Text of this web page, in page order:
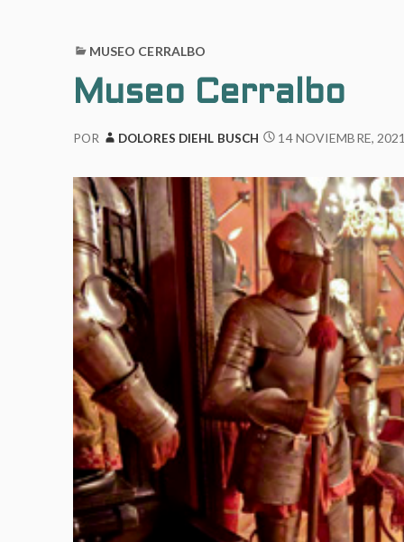
MUSEO CERRALBO
Museo Cerralbo
POR DOLORES DIEHL BUSCH 14 NOVIEMBRE,